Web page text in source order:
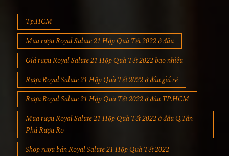
Tp.HCM
Mua rượu Royal Salute 21 Hộp Quà Tết 2022 ở đâu
Giá rượu Royal Salute 21 Hộp Quà Tết 2022 bao nhiêu
Rượu Royal Salute 21 Hộp Quà Tết 2022 ở đâu giá rẻ
Rượu Royal Salute 21 Hộp Quà Tết 2022 ở đâu TP.HCM
Mua rượu Royal Salute 21 Hộp Quà Tết 2022 ở đâu Q.Tân
Phú Rượu Ro
Shop rượu bán Royal Salute 21 Hộp Quà Tết 2022